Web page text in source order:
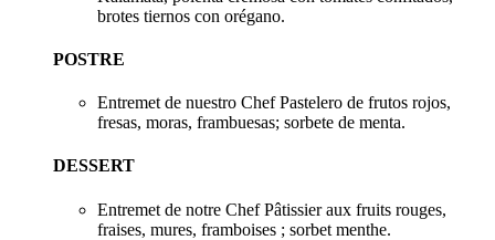
brotes tiernos con orégano.
POSTRE
Entremet de nuestro Chef Pastelero de frutos rojos,
fresas, moras, frambuesas; sorbete de menta.
DESSERT
Entremet de notre Chef Pâtissier aux fruits rouges,
fraises, mures, framboises ; sorbet menthe.